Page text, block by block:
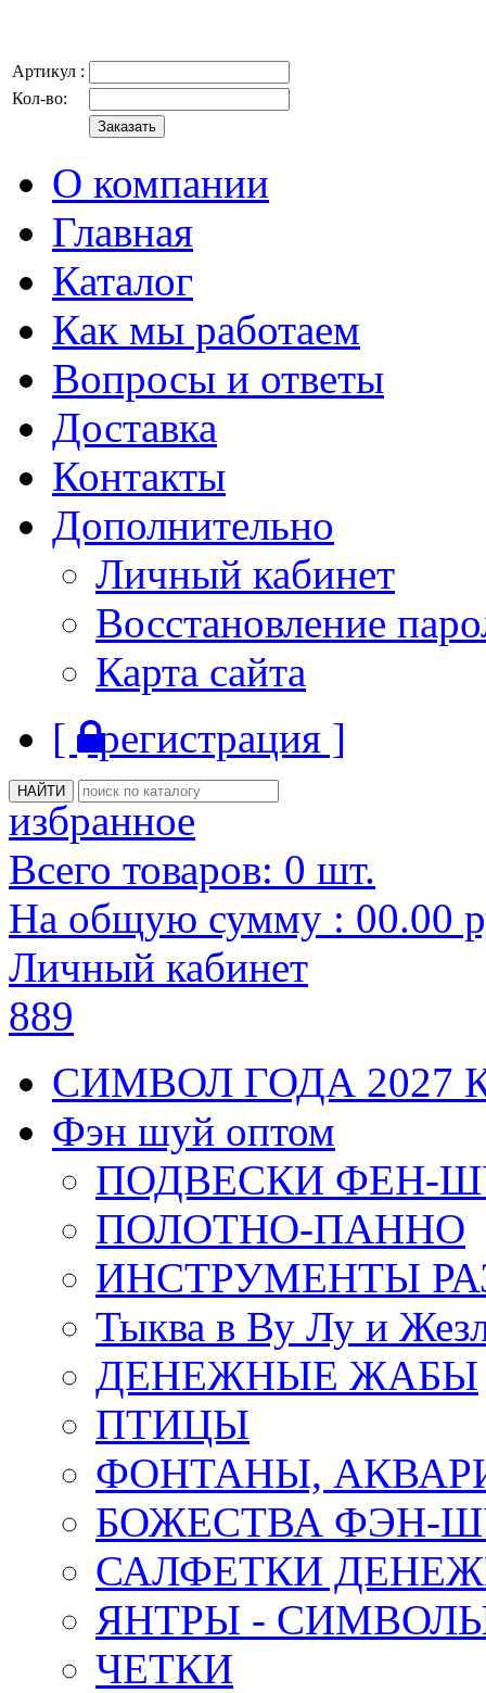
Артикул :
Кол-во:
О компании
Главная
Каталог
Как мы работаем
Вопросы и ответы
Доставка
Контакты
Дополнительно
Личный кабинет
Восстановление
Карта сайта
[ регистрация ]
избранное
Всего товаров: 0 шт.
На общую сумму : 00.00
Личный кабинет
889
СИМВОЛ ГОДА 2027
Фэн шуй оптом
ПОДВЕСКИ ФЕН-
ПОЛОТНО-ПАННО
ИНСТРУМЕНТЫ
Тыква в Ву Лу и
ДЕНЕЖНЫЕ ЖАБЫ
ПТИЦЫ
ФОНТАНЫ,
БОЖЕСТВА ФЭН-
САЛФЕТКИ
ЯНТРЫ -
ЧЕТКИ